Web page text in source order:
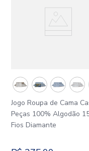
Jogo Roupa de Cama
Peças 100% Algodão
Fios Diamante